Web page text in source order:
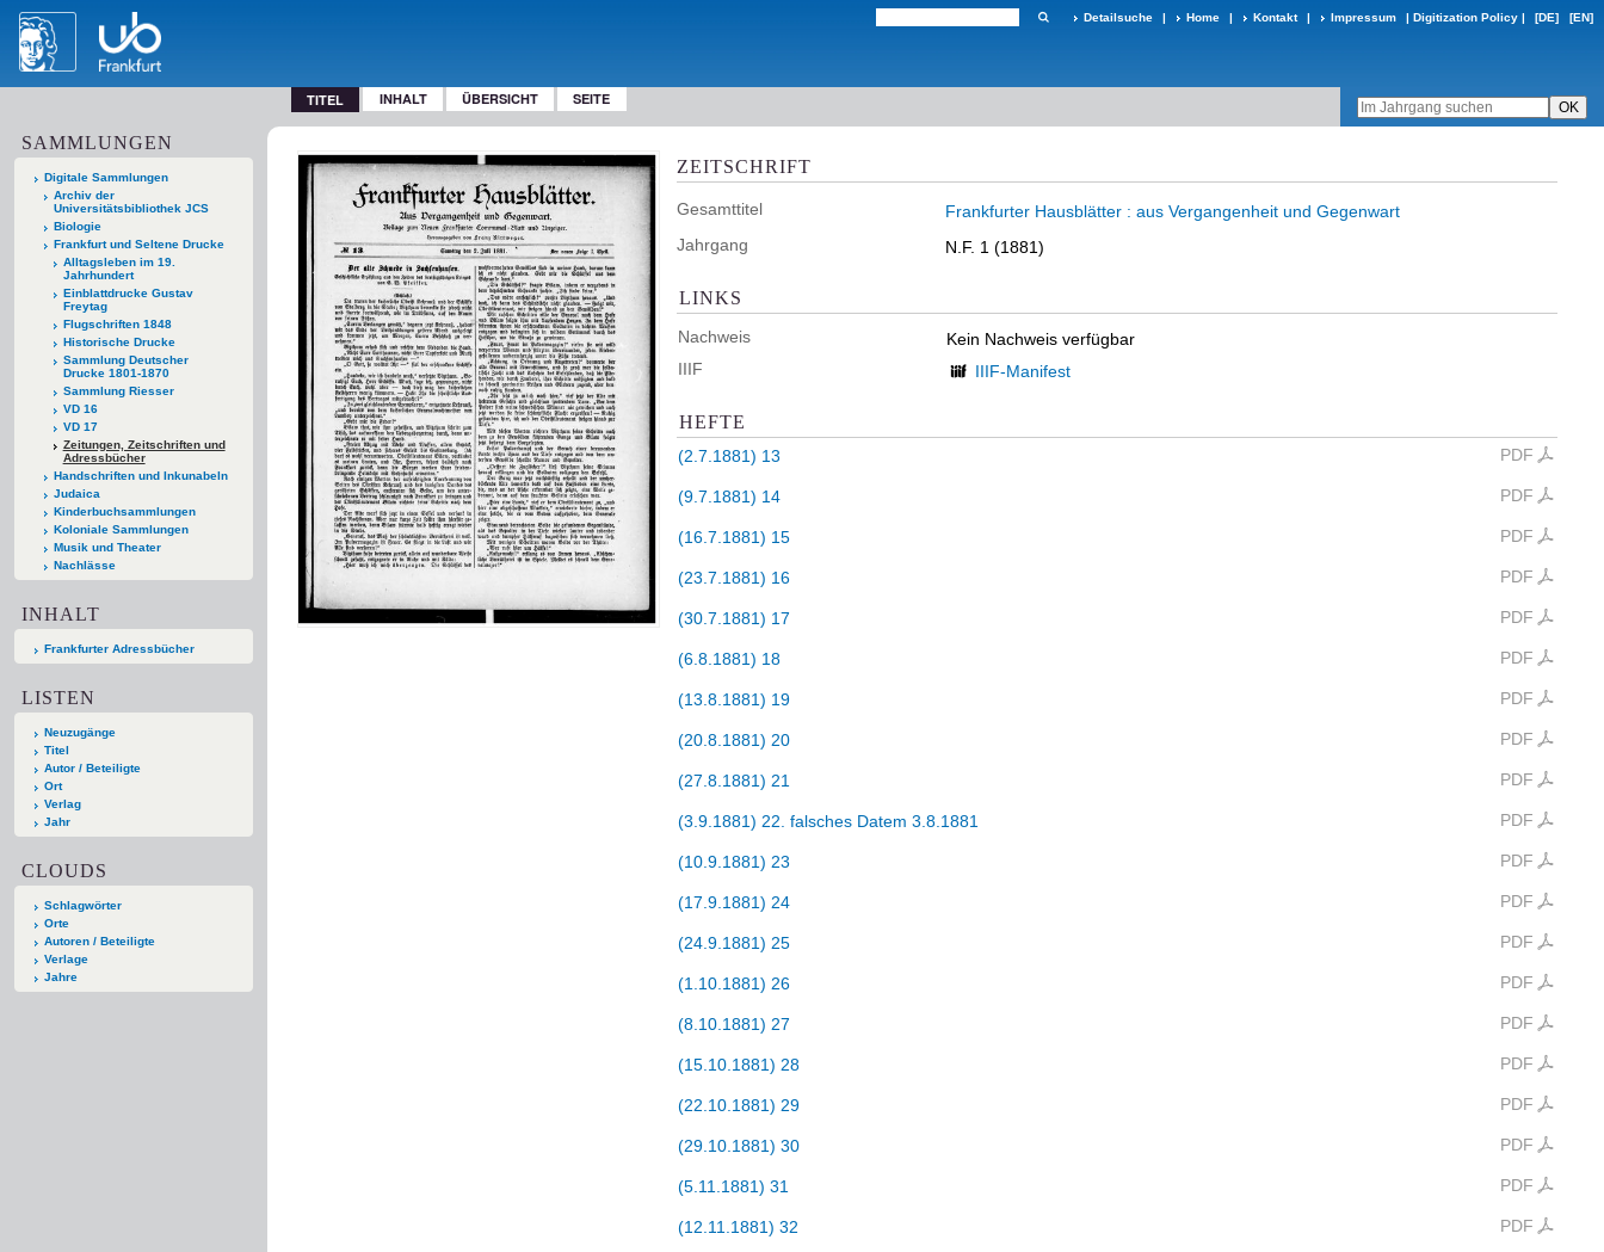
Detailsuche | Home | Kontakt | Impressum | Digitization Policy | [DE] [EN]
TITEL INHALT ÜBERSICHT SEITE
SAMMLUNGEN
Digitale Sammlungen
Archiv der
Universitätsbibliothek JCS
Biologie
Frankfurt und Seltene Drucke
Alltagsleben im 19.
Jahrhundert
Einblattdrucke Gustav
Freytag
Flugschriften 1848
Historische Drucke
Sammlung Deutscher
Drucke 1801-1870
Sammlung Riesser
VD 16
VD 17
Zeitungen, Zeitschriften und
Adressbücher
Handschriften und Inkunabeln
Judaica
Kinderbuchsammlungen
Koloniale Sammlungen
Musik und Theater
Nachlässe
INHALT
Frankfurter Adressbücher
LISTEN
Neuzugänge
Titel
Autor / Beteiligte
Ort
Verlag
Jahr
CLOUDS
Schlagwörter
Orte
Autoren / Beteiligte
Verlage
Jahre
ZEITSCHRIFT
Gesamttitel
Frankfurter Hausblätter : aus Vergangenheit und Gegenwart
Jahrgang
N.F. 1 (1881)
LINKS
Nachweis
Kein Nachweis verfügbar
IIIF
IIIF-Manifest
HEFTE
PDF
(2.7.1881) 13
PDF
(9.7.1881) 14
PDF
(16.7.1881) 15
PDF
(23.7.1881) 16
PDF
(30.7.1881) 17
PDF
(6.8.1881) 18
PDF
(13.8.1881) 19
PDF
(20.8.1881) 20
PDF
(27.8.1881) 21
PDF
(3.9.1881) 22. falsches Datem 3.8.1881
PDF
(10.9.1881) 23
PDF
(17.9.1881) 24
PDF
(24.9.1881) 25
PDF
(1.10.1881) 26
PDF
(8.10.1881) 27
PDF
(15.10.1881) 28
PDF
(22.10.1881) 29
PDF
(29.10.1881) 30
PDF
(5.11.1881) 31
PDF
(12.11.1881) 32